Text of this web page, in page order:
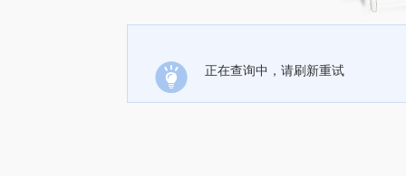
正在查询中，请刷新重试